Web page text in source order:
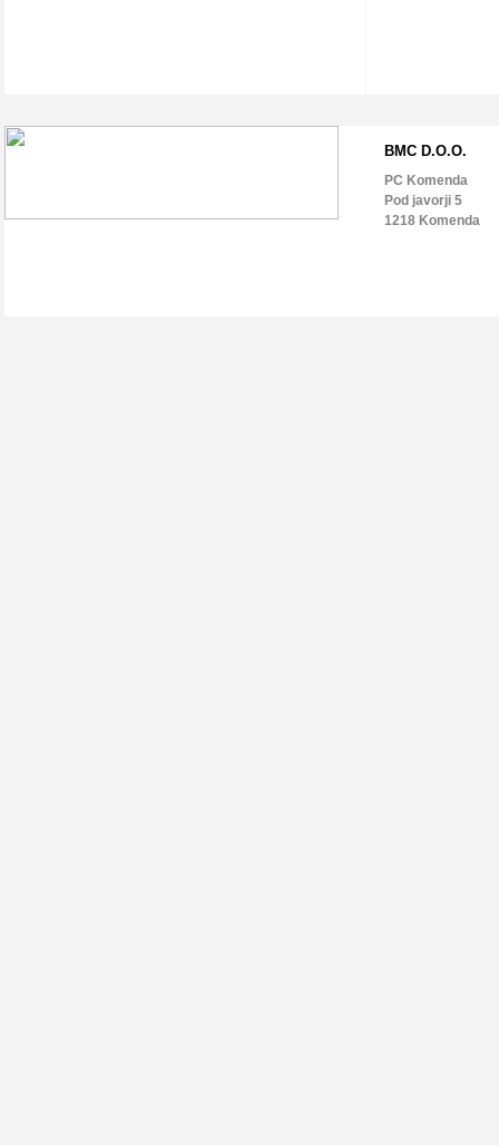
BMC D.O.O.
PC Komenda
Pod javorji 5
1218 Komenda